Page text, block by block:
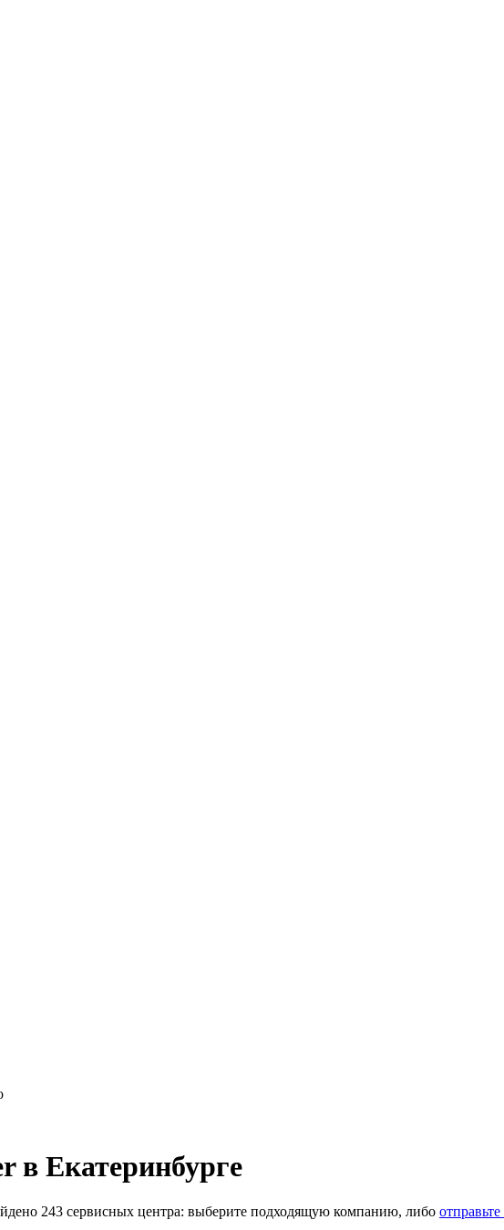
в Екатеринбурге
243 сервисных центра: выберите подходящую компанию, либо отправьте